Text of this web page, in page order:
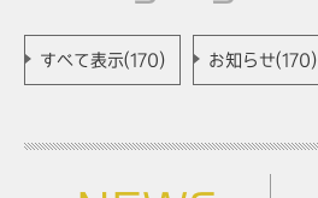
すべて表示(170) お知らせ(170)